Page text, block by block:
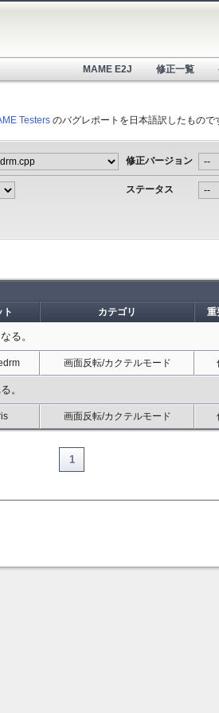
MAME E2J 修正一覧
Testers のバグレポートを日本語訳したもので
修正バージョン
ステータス
ト カテゴリ 重
る。
画面反転/カクテルモード
。
画面反転/カクテルモード
1